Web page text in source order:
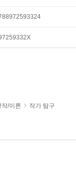
작/이론
작가 탐구